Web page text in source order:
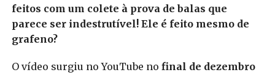
feitos com um colete à prova de balas que
parece ser indestrutível! Ele é feito mesmo de
grafeno?
O vídeo surgiu no YouTube no final de dezembro